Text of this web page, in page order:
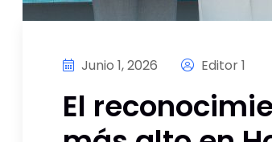
Junio 1, 2026 Editor 1
El